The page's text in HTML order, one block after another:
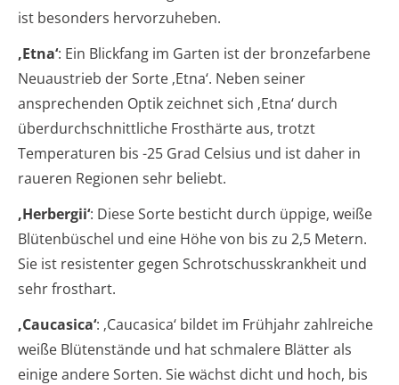
ist besonders hervorzuheben.
‚Etna‘: Ein Blickfang im Garten ist der bronzefarbene
Neuaustrieb der Sorte ‚Etna‘. Neben seiner
ansprechenden Optik zeichnet sich ‚Etna‘ durch
überdurchschnittliche Frosthärte aus, trotzt
Temperaturen bis -25 Grad Celsius und ist daher in
raueren Regionen sehr beliebt.
‚Herbergii‘: Diese Sorte besticht durch üppige, weiße
Blütenbüschel und eine Höhe von bis zu 2,5 Metern.
Sie ist resistenter gegen Schrotschusskrankheit und
sehr frosthart.
‚Caucasica‘: ‚Caucasica‘ bildet im Frühjahr zahlreiche
weiße Blütenstände und hat schmalere Blätter als
einige andere Sorten. Sie wächst dicht und hoch, bis